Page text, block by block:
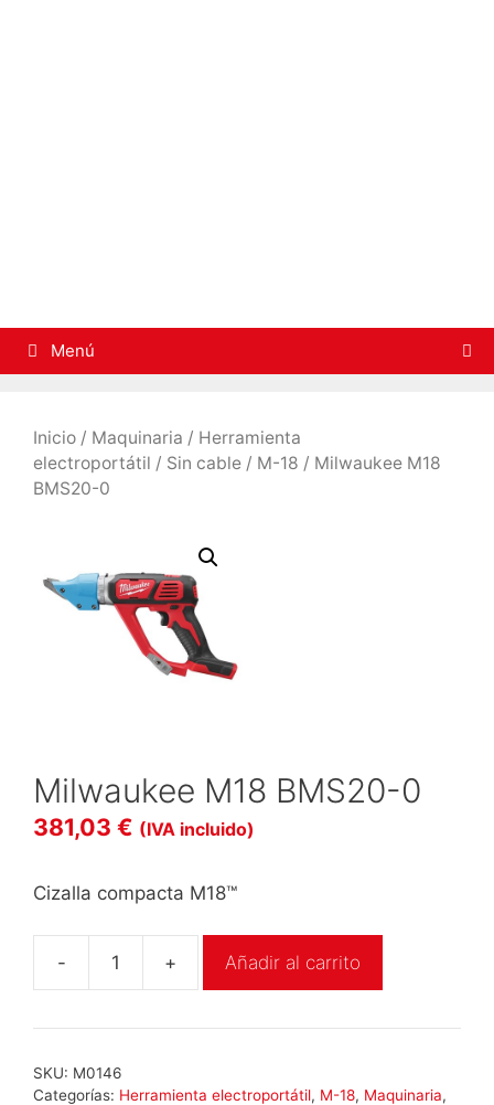
Menú
Inicio / Maquinaria / Herramienta
electroportátil / Sin cable / M-18 / Milwaukee M18
BMS20-0
Milwaukee M18 BMS20-0
381,03 € (IVA incluido)
Cizalla compacta M18™
-
Milwaukee
BMS20-
cantidad
+ Añadir al carrito
SKU: M0146
Categorías: Herramienta electroportátil, M-18, Maquinaria,